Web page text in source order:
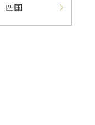
四国